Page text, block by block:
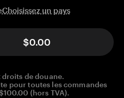
Choisissez un pays
$0.00
droits de douane.
pour toutes les commandes
(hors TVA).